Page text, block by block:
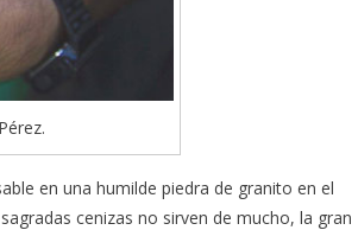
en una humilde piedra de granito en el
cenizas no sirven de mucho, la gran